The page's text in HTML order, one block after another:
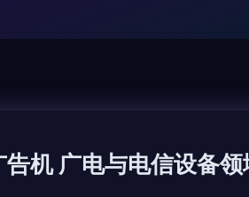
告机 广电与电信设备